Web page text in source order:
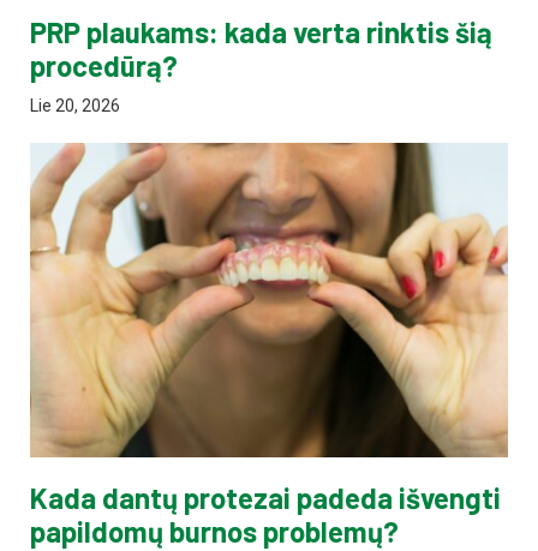
PRP plaukams: kada verta rinktis šią
procedūrą?
Lie 20, 2026
Kada dantų protezai padeda išvengti
papildomų burnos problemų?